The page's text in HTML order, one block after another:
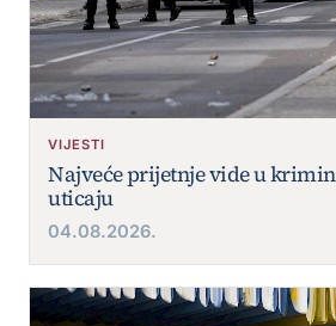
VIJESTI
Najveće prijetnje vide u
uticaju
04.08.2026.